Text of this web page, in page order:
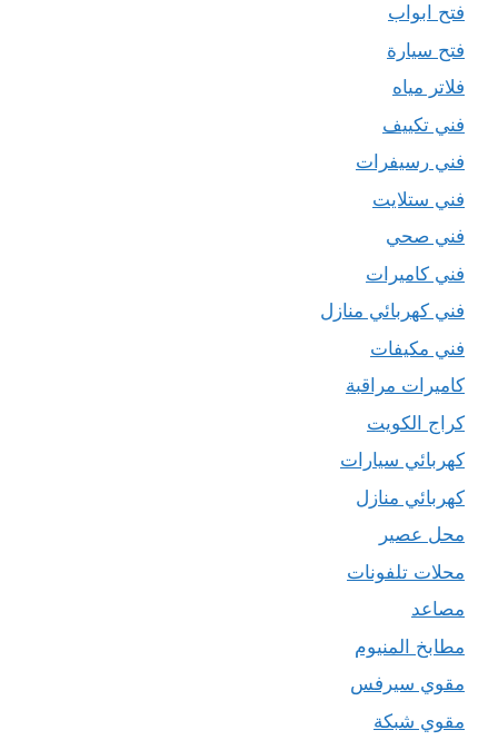
فتح ابواب
فتح سيارة
فلاتر مياه
فني تكييف
فني رسيفرات
فني ستلايت
فني صحي
فني كاميرات
فني كهربائي منازل
فني مكيفات
كاميرات مراقبة
كراج الكويت
كهربائي سيارات
كهربائي منازل
محل عصير
محلات تلفونات
مصاعد
مطابخ المنيوم
مقوي سيرفس
مقوي شبكة